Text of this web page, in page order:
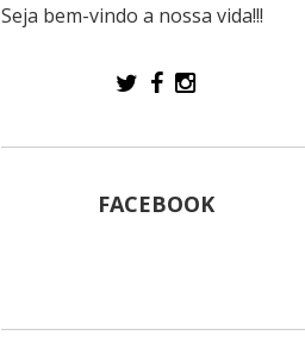
Seja bem-vindo a nossa vida!!!
FACEBOOK